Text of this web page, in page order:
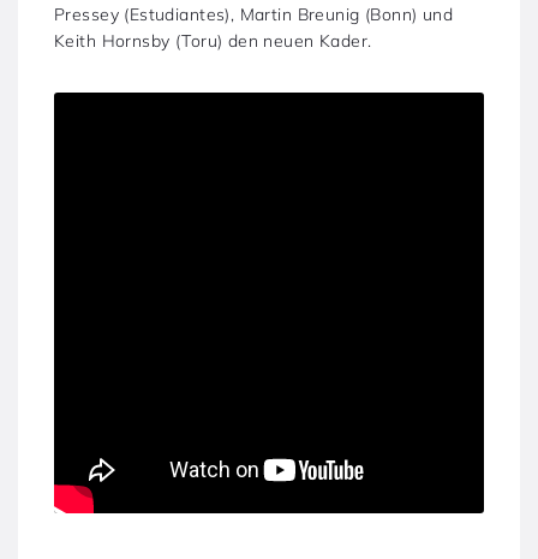
Pressey (Estudiantes), Martin Breunig (Bonn) und
Keith Hornsby (Toru) den neuen Kader.